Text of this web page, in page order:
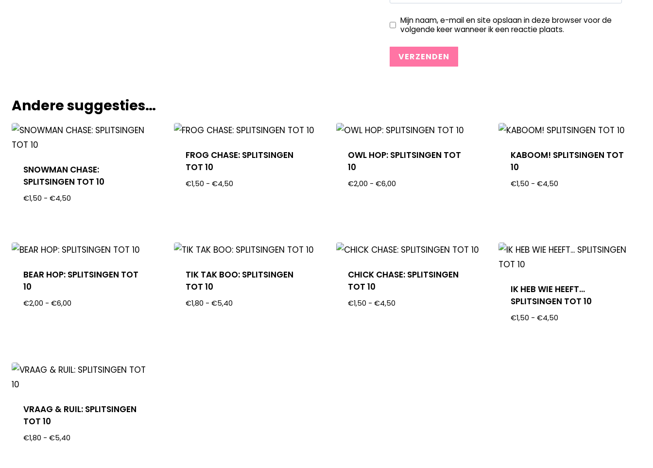
Mijn naam, e-mail en site opslaan in deze browser voor de
volgende keer wanneer ik een reactie plaats.
Andere suggesties…
SNOWMAN CHASE:
SPLITSINGEN TOT 10
€1,50 - €4,50
FROG CHASE: SPLITSINGEN
TOT 10
€1,50 - €4,50
OWL HOP: SPLITSINGEN TOT
10
€2,00 - €6,00
KABOOM! SPLITSINGEN TOT
10
€1,50 - €4,50
BEAR HOP: SPLITSINGEN TOT
10
€2,00 - €6,00
TIK TAK BOO: SPLITSINGEN
TOT 10
€1,80 - €5,40
CHICK CHASE: SPLITSINGEN
TOT 10
€1,50 - €4,50
IK HEB WIE HEEFT…
SPLITSINGEN TOT 10
€1,50 - €4,50
VRAAG & RUIL: SPLITSINGEN
TOT 10
€1,80 - €5,40